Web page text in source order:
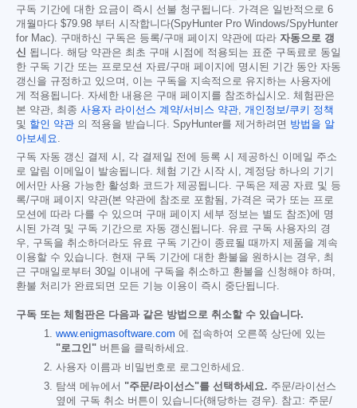
구독 기간에 대한 요금이 즉시 선불 청구됩니다. 가격은 일반적으로 6
개월마다 $79.98 부터 시작합니다(SpyHunter Pro Windows/SpyHunter
for Mac). 구매하신 구독은 등록/구매 페이지 약관에 따라 자동으로 갱
신
됩니다. 해당 약관은 최초 구매 시점에 적용되는 표준 구독료로 동일
한 구독 기간 또는 프로모션 자료/구매 페이지에 명시된 기간 동안 자동
갱신을 규정하고 있으며, 이는 구독을 지속적으로 유지하는 사용자에
게 적용됩니다. 자세한 내용은 구매 페이지를 참조하십시오. 체험판은
본 약관, 최종 사용자 라이선스 계약/서비스 약관
개인정보/쿠키 정책
및 할인 약관 의 적용을 받습니다. SpyHunter를 제거하려면 방법을 알
아보세요
구독 자동 갱신 결제 시, 각 결제일 전에 등록 시 제공하신 이메일 주소
로 알림 이메일이 발송됩니다. 체험 기간 시작 시, 계정당 하나의 기기
에서만 사용 가능한 활성화 코드가 제공됩니다. 구독은 제공 자료 및 등
록/구매 페이지 약관(본 약관에 참조로 포함됨, 가격은 국가 또는 프로
모션에 따라 다를 수 있으며 구매 페이지 세부 정보는 별도 참조)에 명
시된 가격 및 구독 기간으로 자동 갱신됩니다. 유료 구독 사용자의 경
우, 구독을 취소하더라도 유료 구독 기간이 종료될 때까지 제품을 계속
이용할 수 있습니다. 현재 구독 기간에 대한 환불을 원하시는 경우, 최
근 구매일로부터 30일 이내에 구독을 취소하고 환불을 신청해야 하며,
환불 처리가 완료되면 모든 기능 이용이 즉시 중단됩니다.
구독 또는 체험판은 다음과 같은 방법으로 취소할 수 있습니다.
www.enigmasoftware.com 에 접속하여 오른쪽 상단에 있는
"로그인" 버튼을 클릭하세요.
사용자 이름과 비밀번호로 로그인하세요.
탐색 메뉴에서 "주문/라이선스"를 선택하세요. 주문/라이선스
옆에 구독 취소 버튼이 있습니다(해당하는 경우). 참고: 주문/